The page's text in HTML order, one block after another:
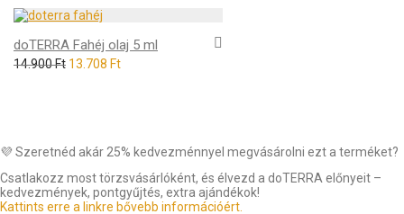
doTERRA Fahéj olaj 5 ml
14.900Ft 13.708 Ft
💜 Szeretnéd akár 25% kedvezménnyel megvásárolni ezt a terméket?
Csatlakozz most törzsvásárlóként, és élvezd a doTERRA előnyeit –
kedvezmények, pontgyűjtés, extra ajándékok!
Kattints erre a linkre bővebb információért.